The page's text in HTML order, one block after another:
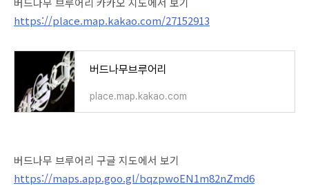
https://place.map.kakao.com/27152913
버드나무브루어리
place.map.kakao.com
버드나무 브루어리 구글 지도에서 보기
https://maps.app.goo.gl/bqzpwoEN1m82nZmd6